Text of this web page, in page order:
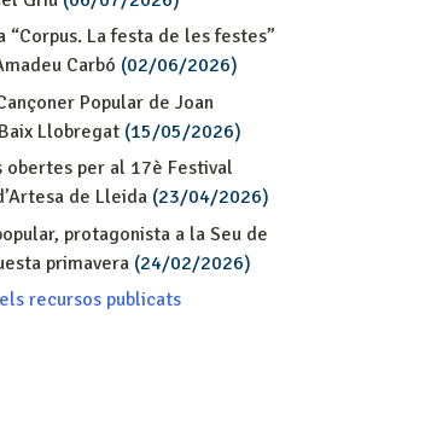
“Corpus. La festa de les festes”
Carbó (02/06/2026)
Popular de Joan
Llobregat(15/05/2026)
obertes per al 17è Festival
de Lleida(23/04/2026)
protagonista a la Seu de
primavera(24/02/2026)
recursos publicats